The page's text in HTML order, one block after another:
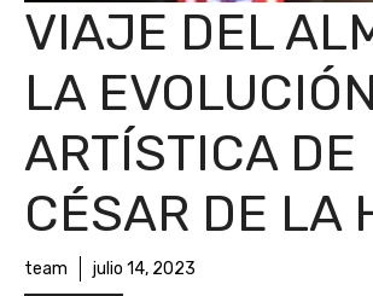
VIAJE DEL
LA EVOLUCIÓN
ARTÍSTICA DE
CÉSAR DE LA
team julio 14, 2023